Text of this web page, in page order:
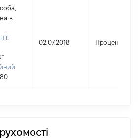
в
02.07.2018 Проценти